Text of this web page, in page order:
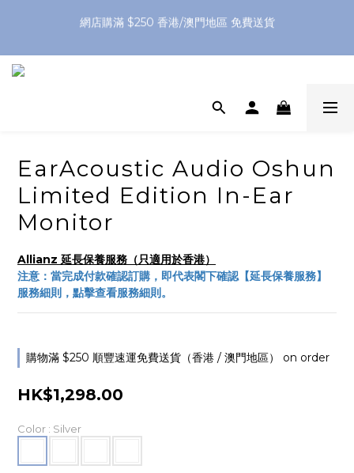
網店購滿 $250 香港/澳門地區 免費送貨
XPay（先買後付 免息分 3 期）- 新用戶首次消費滿 HK$100 即
減 HK$50
網店購滿 $250 香港/澳門地區 免費送貨
EarAcoustic Audio Oshun
Limited Edition In-Ear
Monitor
Allianz 延長保養服務（只適用於香港）
注意：當完成付款確認訂購，即代表閣下確認【延長保養服務】
服務細則，點擊查看服務細則。
購物滿 $250 順豐速運免費送貨（香港 / 澳門地區） on order
HK$1,298.00
Color : Silver